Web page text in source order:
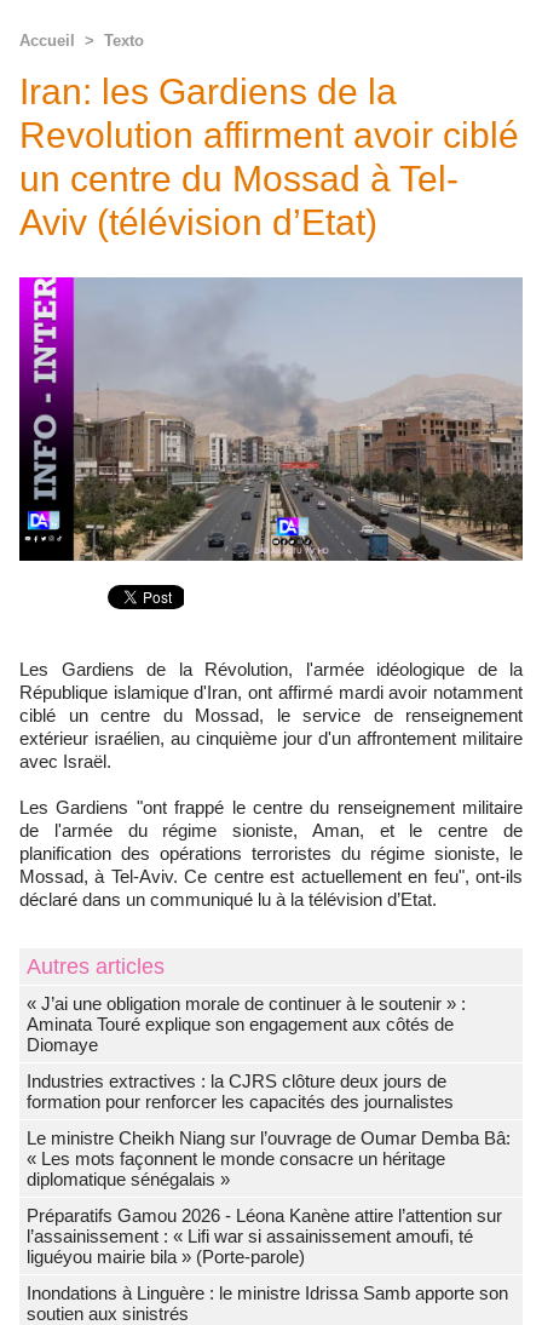
Accueil > Texto
Iran: les Gardiens de la
Revolution affirment avoir ciblé
un centre du Mossad à Tel-
Aviv (télévision d’Etat)
Les Gardiens de la Révolution, l'armée idéologique de la
République islamique d'Iran, ont affirmé mardi avoir notamment
ciblé un centre du Mossad, le service de renseignement
extérieur israélien, au cinquième jour d'un affrontement militaire
avec Israël.
Les Gardiens "ont frappé le centre du renseignement militaire
de l'armée du régime sioniste, Aman, et le centre de
planification des opérations terroristes du régime sioniste, le
Mossad, à Tel-Aviv. Ce centre est actuellement en feu", ont-ils
déclaré dans un communiqué lu à la télévision d’Etat.
Autres articles
« J’ai une obligation morale de continuer à le soutenir » :
Aminata Touré explique son engagement aux côtés de
Diomaye
Industries extractives : la CJRS clôture deux jours de
formation pour renforcer les capacités des journalistes
Le ministre Cheikh Niang sur l’ouvrage de Oumar Demba Bâ:
« Les mots façonnent le monde consacre un héritage
diplomatique sénégalais »
Préparatifs Gamou 2026 - Léona Kanène attire l’attention sur
l’assainissement : « Lifi war si assainissement amoufi, té
liguéyou mairie bila » (Porte-parole)
Inondations à Linguère : le ministre Idrissa Samb apporte son
soutien aux sinistrés